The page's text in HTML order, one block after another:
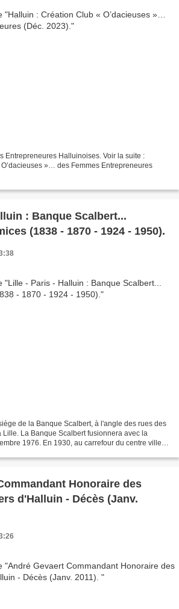
Entrepreneures Halluinoises. Voir la suite :
»… des Femmes Entrepreneures
: Banque Scalbert...
(1838 - 1870 - 1924 - 1950).
de la Banque Scalbert, à l'angle des rues des
Lille. La Banque Scalbert fusionnera avec la
1976. En 1930, au carrefour du centre ville,
Honoraire des
d'Halluin - Décès (Janv.